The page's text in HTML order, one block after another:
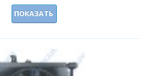
ПОКАЗАТЬ